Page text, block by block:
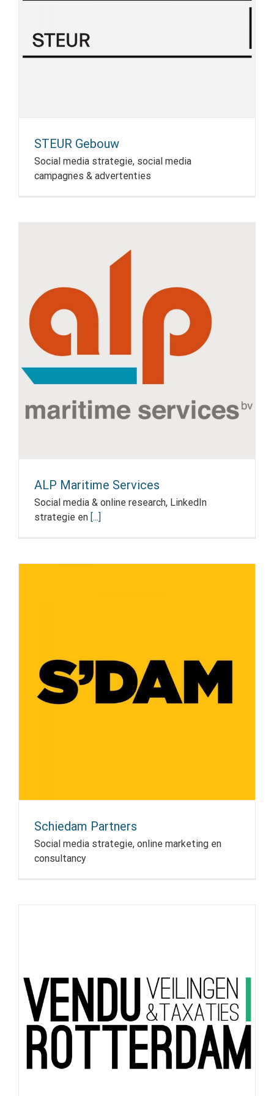
STEUR Gebouw
Social media strategie, social media
campagnes & advertenties
ALP Maritime Services
Social media & online research, LinkedIn
strategie en [...]
Schiedam Partners
Social media strategie, online marketing en
consultancy